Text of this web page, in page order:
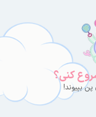
کنی؟
بپیوند!